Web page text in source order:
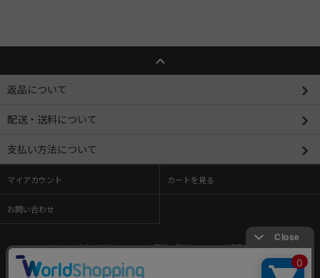
返品について
配送・送料について
支払い方法について
マイアカウント カートを見る
お問い合わせ
ホーム / 支払い方法について / 配送・送料について / 返品について /
特定商取引法に基づく表記
メルマガ登録・解除 /
ショップブログ